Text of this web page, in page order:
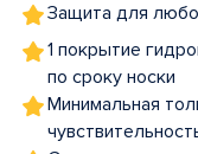
Защита для
1 покрытие
по сроку носки
Минимальная